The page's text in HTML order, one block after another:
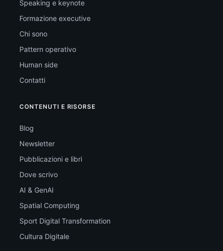
Speaking e keynote
Formazione executive
Chi sono
Pattern operativo
Human side
Contatti
CONTENUTI E RISORSE
Blog
Newsletter
Pubblicazioni e libri
Dove scrivo
AI & GenAI
Spatial Computing
Sport Digital Transformation
Cultura Digitale